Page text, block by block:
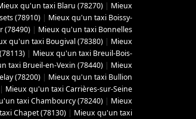
qu'un taxi Blaru (78270) | Mieux
(78910) | Mieux qu'un taxi Boissy-
(78490) | Mieux qu'un taxi Bonnelles
qu'un taxi Bougival (78380) | Mieux
| Mieux qu'un taxi Breuil-Bois-
taxi Brueil-en-Vexin (78440) | Mieux
(78200) | Mieux qu'un taxi Bullion
| Mieux qu'un taxi Carrières-sur-Seine
taxi Chambourcy (78240) | Mieux
Chapet (78130) | Mieux qu'un taxi